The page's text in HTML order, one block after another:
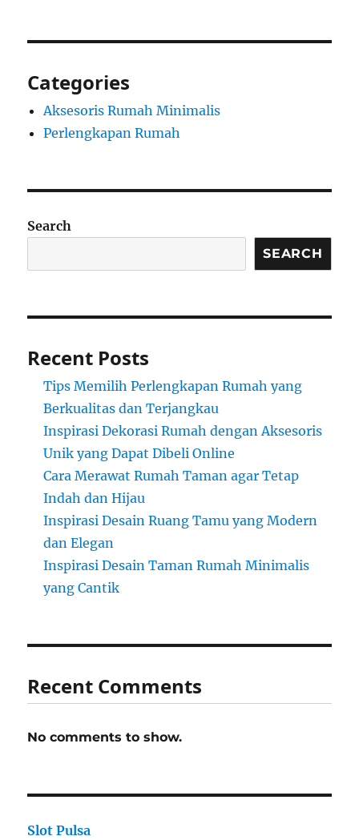
Categories
Aksesoris Rumah Minimalis
Perlengkapan Rumah
Search
SEARCH
Recent Posts
Tips Memilih Perlengkapan Rumah yang
Berkualitas dan Terjangkau
Inspirasi Dekorasi Rumah dengan Aksesoris
Unik yang Dapat Dibeli Online
Cara Merawat Rumah Taman agar Tetap
Indah dan Hijau
Inspirasi Desain Ruang Tamu yang Modern
dan Elegan
Inspirasi Desain Taman Rumah Minimalis
yang Cantik
Recent Comments
No comments to show.
Slot Pulsa